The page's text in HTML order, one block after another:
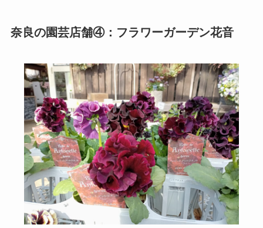
奈良の園芸店舗④：フラワーガーデン花音